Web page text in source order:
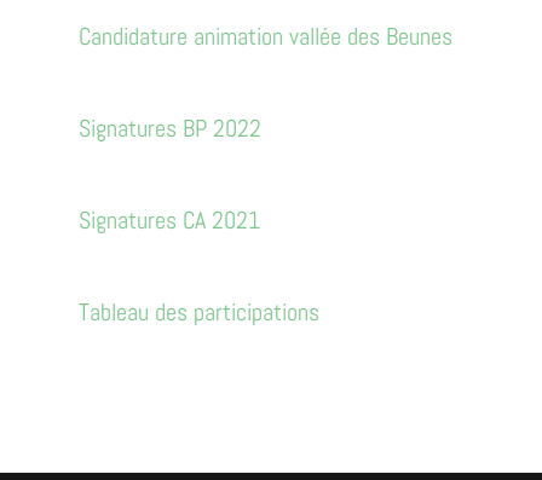
Candidature animation vallée des Beunes
Signatures BP 2022
Signatures CA 2021
Tableau des participations